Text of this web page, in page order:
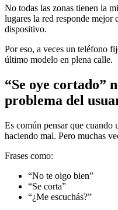
No todas las zonas tienen la
lugares la red responde mejor
dispositivo.
Por eso, a veces un teléfono
último modelo en plena calle.
“Se oye cortado”
problema del
Es común pensar que cuando
haciendo mal. Pero muchas
Frases como:
“No te oigo bien”
“Se corta”
“¿Me escuchás?”